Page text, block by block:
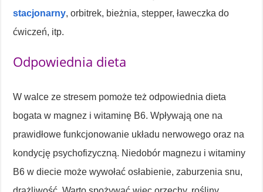
stacjonarny, orbitrek, bieżnia, stepper, ławeczka do
ćwiczeń, itp.
Odpowiednia dieta
W walce ze stresem pomoże też odpowiednia dieta
bogata w magnez i witaminę B6. Wpływają one na
prawidłowe funkcjonowanie układu nerwowego oraz na
kondycję psychofizyczną. Niedobór magnezu i witaminy
B6 w diecie może wywołać osłabienie, zaburzenia snu,